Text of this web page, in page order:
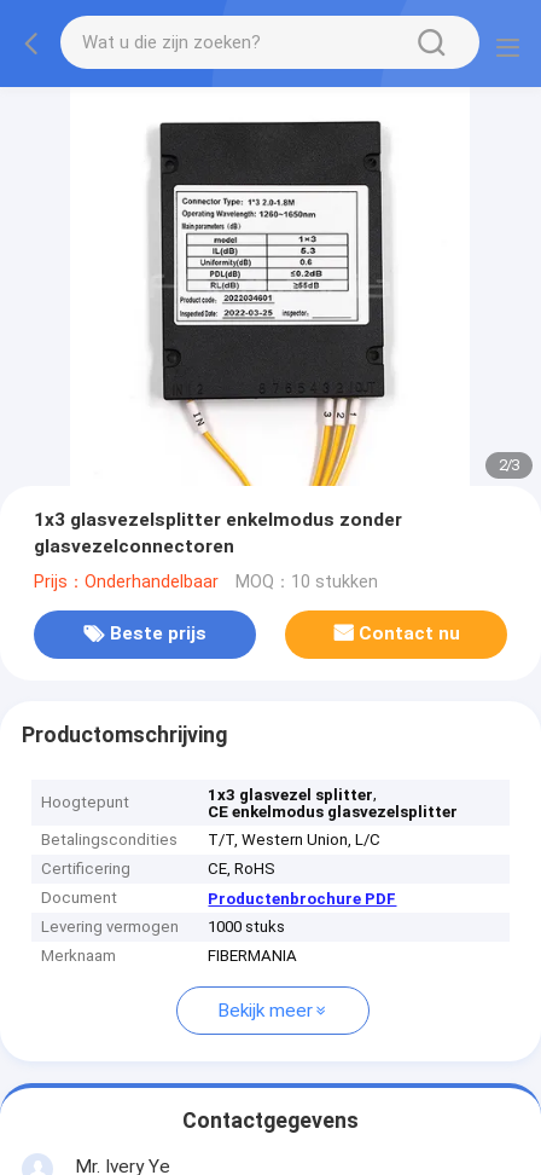
2/3
1x3 glasvezelsplitter enkelmodus zonder
glasvezelconnectoren
Prijs：Onderhandelbaar MOQ：10 stukken
Beste prijs Contact nu
Productomschrijving
Hoogtepunt 1x3 glasvezel splitter,
CE enkelmodus glasvezelsplitter
Betalingscondities
T/T, Western Union, L/C
Certificering
CE, RoHS
Document
Productenbrochure PDF
Levering vermogen
1000 stuks
Merknaam
FIBERMANIA
Bekijk meer
Contactgegevens
Mr. Ivery Ye